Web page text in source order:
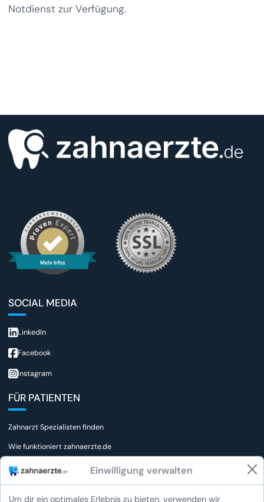
Notdienst zur Verfügung.
Mehr Infos
SOCIAL MEDIA
LinkedIn
Facebook
Instagram
FÜR PATIENTEN
Zahnarzt Spezialisten finden
Wie funktioniert zahnaerzte.de
FAQs für Patienten
Wie bewerte ich einen Zahnarzt
Einwilligung verwalten
Um dir ein optimales Erlebnis zu bieten, verwenden wir